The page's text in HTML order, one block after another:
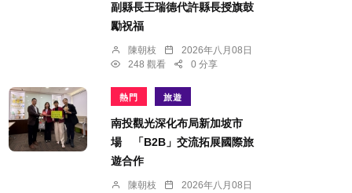
副縣長王瑞德代許縣長授旗鼓
勵祝福
陳朝枝
2026年八月08日
248 觀看
0 分享
熱門 旅遊
南投觀光深化布局新加坡市
場 「B2B」交流拓展國際旅
遊合作
陳朝枝
2026年八月08日